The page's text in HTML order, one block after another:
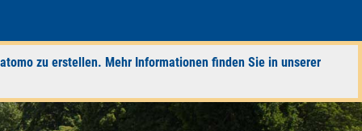
zu erstellen. Mehr Informationen finden Sie in unserer